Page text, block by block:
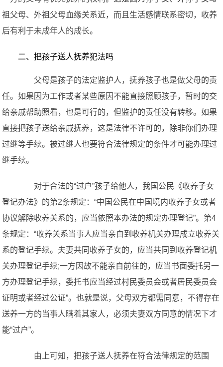
祖父母、外祖父母血缘关系近，而且生活感情联系密切，收养
后有利于未成年人的成长。
二、把孩子送人抚养犯法吗
父母是孩子的法定监护人，抚养孩子也是做父母的责
任。如果因为工作或者某些原因不能直接照顾孩子，暂时的交
给亲戚帮助照看，也是可行的，但监护的责任没有转移。如果
直接把孩子送给亲戚抚养，这是法律不许可的，除非你们办理
过继等手续。被过继人也要符合法律规定的条件才可能办理过
继手续。
对于合法的“过户”孩子给他人，我国公民《收养子女
登记办法》的第2条规定：“中国公民在中国境内收养子女或者
协议解除收养关系的，应当依照本办法的规定办理登记”。第4
条规定：“收养关系当事人应当亲自到收养机关办理成立收养关
系的登记手续。夫妻共同收养子女的，应当共同到收养登记机
关办理登记手续;一方因故不能亲自前往的，应当书面委托另一
方办理登记手续，委托书应当经过村民委员会或者居民委员会
证明或者经过公证”。也就是说，父母双方都需同意，不得存在
送养一方的当事人瞒着其家人，必须夫妻双方同意的情况下才
能“过户”。
由上可知，把孩子送人抚养在符合法律规定的范围